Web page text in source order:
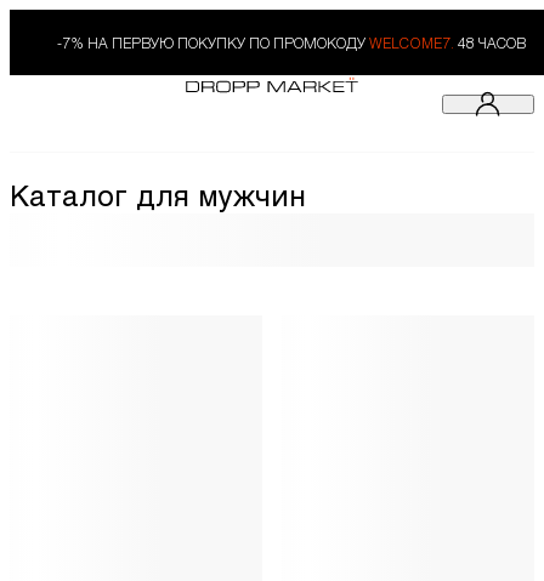
-7% НА ПЕРВУЮ ПОКУПКУ ПО ПРОМОКОДУ WELCOME7. 48 ЧАСОВ
Каталог для мужчин